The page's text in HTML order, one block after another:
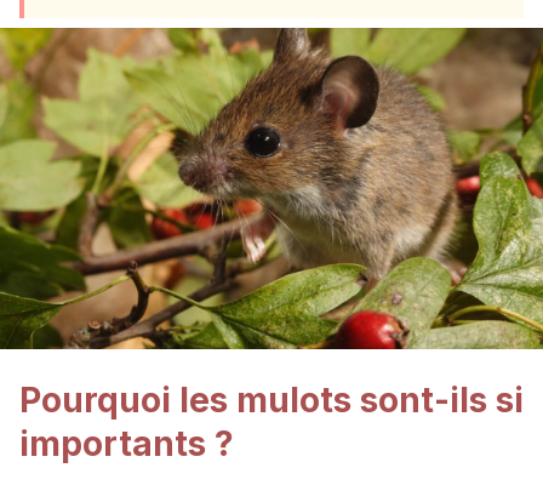
Pourquoi les mulots sont-ils si
importants ?